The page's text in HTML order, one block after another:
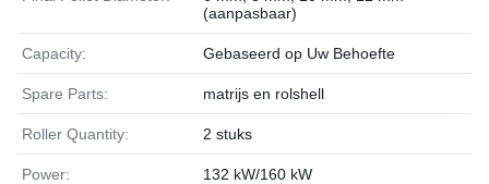
(aanpasbaar)
Capacity: Gebaseerd op Uw Behoefte
Spare Parts: matrijs en rolshell
Roller Quantity: 2 stuks
Power: 132 kW/160 kW